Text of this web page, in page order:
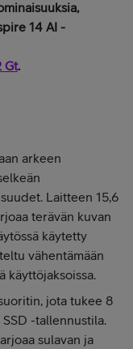
14 AI -
Gt.
arkeen
Laitteen 15,6
terävän kuvan
käytetty
vähentämään
käyttöjaksoissa.
jota tukee 8
-tallennustila.
sulavan ja